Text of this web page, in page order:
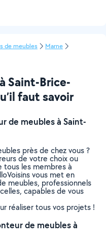
de meubles
Marne
Saint-Brice-
faut savoir
de meubles à Saint-
près de chez vous ?
de votre choix ou
tous les membres à
vous met en
meubles, professionnels
capables de vous
réaliser tous vos projets !
de meubles à